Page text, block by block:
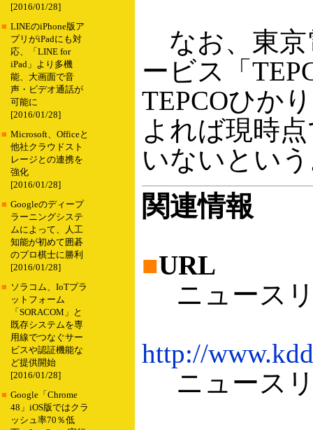
[2016/01/28]
■ LINEのiPhone版ア
プリがiPadにも対
応、「LINE for
iPad」より多機
能、大画面で音
声・ビデオ通話が
可能に
[2016/01/28]
■ Microsoft、Officeと
他社クラウドスト
レージとの連携を
強化
[2016/01/28]
■ Googleのディープ
ラーニングシステ
ムによって、人工
知能が初めて囲碁
のプロ棋士に勝利
[2016/01/28]
■ ソラコム、IoTプラ
ットフォーム
「SORACOM」と
既存システムを専
用線でつなぐサー
ビスや認証機能な
ど提供開始
[2016/01/28]
■ Google「Chrome
48」iOS版ではクラ
ッシュ率70％低
なお、東京
ービス「
TEPCOひか
よれば現時
いないとい
関連情報
■URL
ニュースリ
http://
ニュースリ